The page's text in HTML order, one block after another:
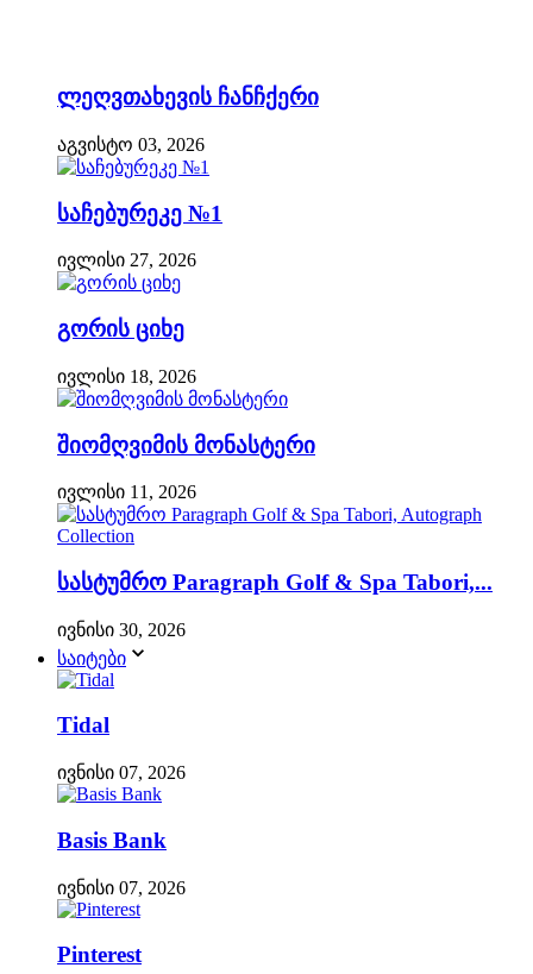
ლეღვთახევის ჩანჩქერი
აგვისტო 03, 2026
საჩებურეკე №1
ივლისი 27, 2026
გორის ციხე
ივლისი 18, 2026
შიომღვიმის მონასტერი
ივლისი 11, 2026
სასტუმრო Paragraph Golf & Spa Tabori,...
ივნისი 30, 2026
საიტები
Tidal
ივნისი 07, 2026
Basis Bank
ივნისი 07, 2026
Pinterest